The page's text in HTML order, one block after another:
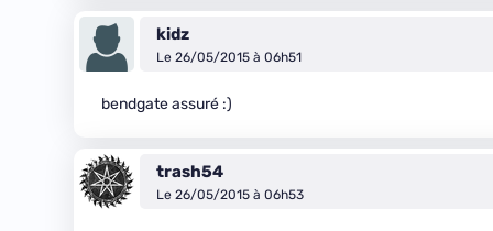
kidz
Le 26/05/2015 à 06h51
bendgate assuré :)
trash54
Le 26/05/2015 à 06h53